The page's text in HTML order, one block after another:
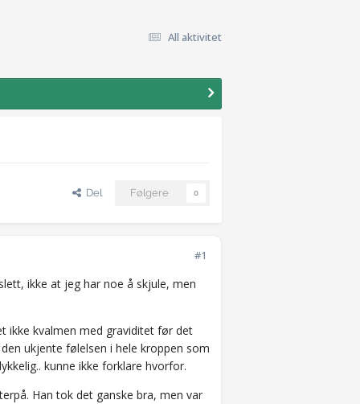
All aktivitet
Del Følgere 0
#1
ikke at jeg har noe å skjule, men
ikke kvalmen med graviditet før det
ukjente følelsen i hele kroppen som
kunne ikke forklare hvorfor.
Han tok det ganske bra, men var